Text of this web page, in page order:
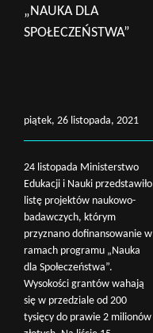
„NAUKA DLA
SPOŁECZEŃSTWA”
piątek, 26 listopada, 2021
24 listopada Ministerstwo
Edukacji i Nauki przedstawiło
listę projektów naukowo-
badawczych, którym
przyznano dofinansowanie w
ramach programu „Nauka
dla Społeczeństwa”.
Wysokości grantów wahają
się w przedziale od 200
tysięcy do prawie 2 milionów